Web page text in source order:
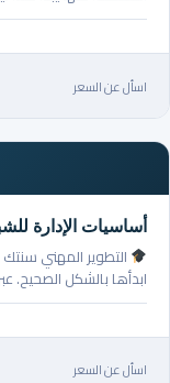
اسأل عن السعر
أساسيات الإدارة
التطوير المهني
ابدأها بالشكل الصحيح.
اسأل عن السعر